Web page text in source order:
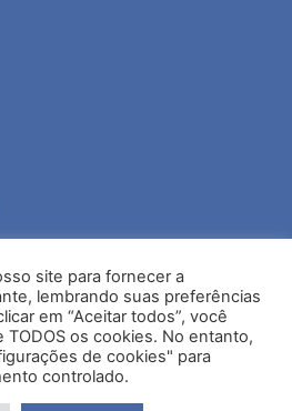
site para fornecer a
lembrando suas preferências
em “Aceitar todos”, você
os cookies. No entanto,
de cookies" para
controlado.